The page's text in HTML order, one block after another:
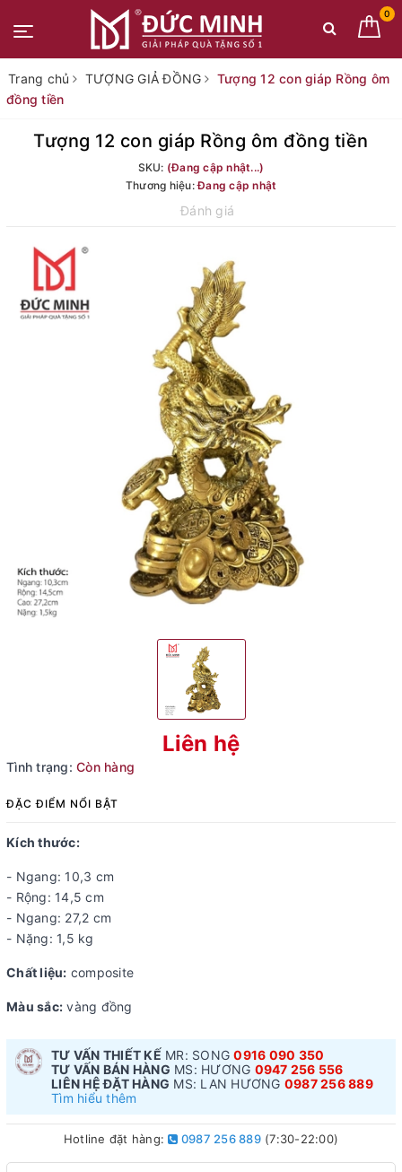
0
Trang chủ TƯỢNG GIẢ ĐỒNG
Tượng 12 con giáp Rồng ôm
đồng tiền
Tượng 12 con giáp Rồng ôm đồng tiền
SKU: (Đang cập nhật...)
Thương hiệu:Đang cập nhật
Đánh giá
Liên hệ
Tình trạng: Còn hàng
ĐẶC ĐIỂM NỔI BẬT
Kích thước:
- Ngang: 10,3 cm
- Rộng: 14,5 cm
- Ngang: 27,2 cm
- Nặng: 1,5 kg
Chất liệu: composite
Màu sắc: vàng đồng
TƯ VẤN THIẾT KẾ MR: SONG0916 090 350
TƯ VẤN BÁN HÀNG MS: HƯƠNG 0947 256 556
LIÊN HỆ ĐẶT HÀNG MS: LAN HƯƠNG 0987 256 889
Tìm hiểu thêm
Hotline đặt hàng: 0987 256 889(7:30-22:00)